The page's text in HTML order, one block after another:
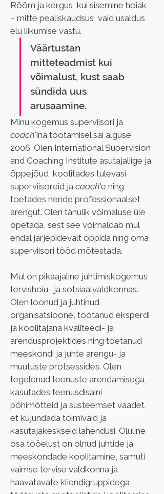
Rõõm ja kergus, kui sisemine hoiak
– mitte pealiskaudsus, vaid usaldus
elu liikumise vastu.
Väärtustan
mitteteadmist kui
võimalust, kust saab
sündida uus
arusaamine.
Minu kogemus superviisori ja
coach'ina töötamisel sai alguse
2006. Olen International Supervision
and Coaching Institute asutajaliige ja
õppejõud, koolitades tulevasi
superviisoreid ja coach'e ning
toetades nende professionaalset
arengut. Olen tänulik võimaluse üle
õpetada, sest see võimaldab mul
endal järjepidevalt õppida ning oma
superviisori tööd mõtestada.
Mul on pikaajaline juhtimiskogemus
tervishoiu- ja sotsiaalvaldkonnas.
Olen loonud ja juhtinud
organisatsioone, töötanud eksperdi
ja koolitajana kvaliteedi- ja
arendusprojektides ning toetanud
meeskondi ja juhte arengu- ja
muutuste protsessides. Olen
tegelenud teenuste arendamisega,
kasutades teenusdisaini
põhimõtteid ja süsteemset vaadet,
et kujundada toimivaid ja
kasutajakeskseid lahendusi. Oluline
osa tööelust on olnud juhtide ja
meeskondade koolitamine, samuti
vaimse tervise valdkonna ja
haavatavate kliendigruppidega